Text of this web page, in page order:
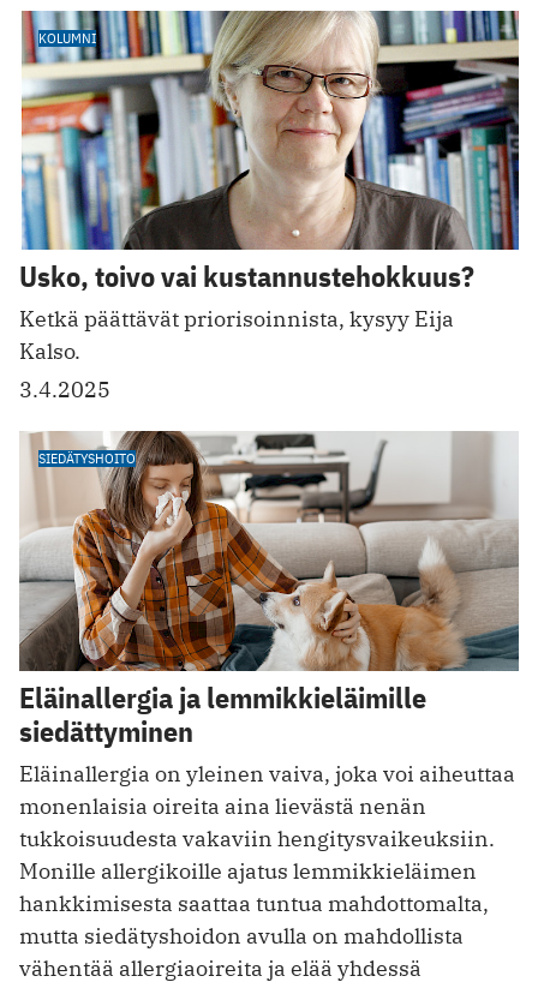
KOLUMNI
Usko, toivo vai kustannustehokkuus?
Ketkä päättävät priorisoinnista, kysyy Eija
Kalso.
3.4.2025
SIEDÄTYSHOITO
Eläinallergia ja lemmikkieläimille
siedättyminen
Eläinallergia on yleinen vaiva, joka voi aiheuttaa
monenlaisia oireita aina lievästä nenän
tukkoisuudesta vakaviin hengitysvaikeuksiin.
Monille allergikoille ajatus lemmikkieläimen
hankkimisesta saattaa tuntua mahdottomalta,
mutta siedätyshoidon avulla on mahdollista
vähentää allergiaoireita ja elää yhdessä